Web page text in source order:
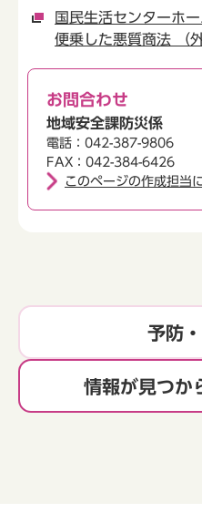
国民生活センターホ
便乗した悪質商法 （
お問合わせ
地域安全課防災係
電話：042-387-9806
FAX：042-384-6426
このページの作成担当
予防
情報が見つか